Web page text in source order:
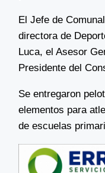
El Jefe de
directora de
Luca, el Asesor
Presidente del
Se entregaron
elementos para
de escuelas